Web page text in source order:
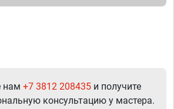
нам +7 3812 208435 и получите
консультацию у мастера.